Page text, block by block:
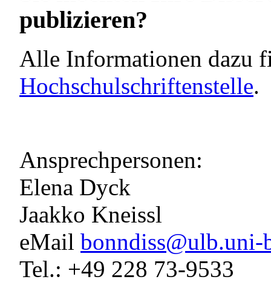
publizieren?
Alle Informationen dazu
Hochschulschriftenstelle.
Ansprechpersonen:
Elena Dyck
Jaakko Kneissl
eMail bonndiss@ulb.uni-
Tel.: +49 228 73-9533